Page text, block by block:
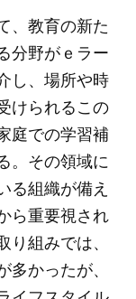
、教育の新た
分野がｅラー
し、場所や時
けられるこの
庭での学習補
。その領域に
る組織が備え
ら重要視され
組みでは、
かったが、